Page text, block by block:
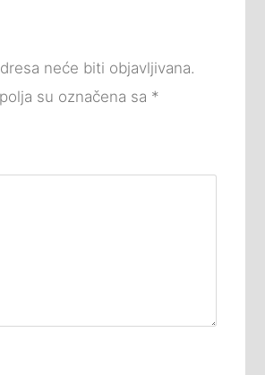
neće biti objavljivana.
su označena sa *